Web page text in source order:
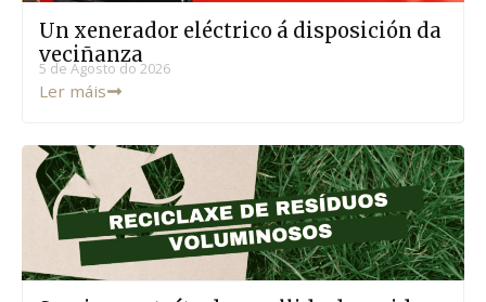
Un xenerador eléctrico á disposición da
veciñanza
5 de Agosto do 2026
Ler máis